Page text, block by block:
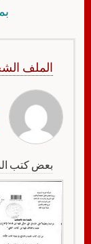
الملف
بعض كتب